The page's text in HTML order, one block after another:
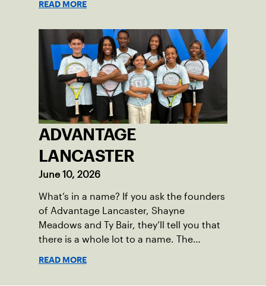
READ MORE
ADVANTAGE
LANCASTER
June 10, 2026
What’s in a name? If you ask the founders
of Advantage Lancaster, Shayne
Meadows and Ty Bair, they’ll tell you that
there is a whole lot to a name. The
READ MORE